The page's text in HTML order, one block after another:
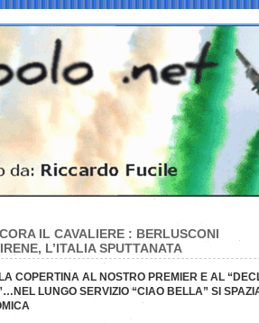
IL CAVALIERE : BERLUSCONI
L’ITALIA SPUTTANATA
COPERTINA AL NOSTRO PREMIER E AL
LUNGO SERVIZIO “CIAO BELLA” SI